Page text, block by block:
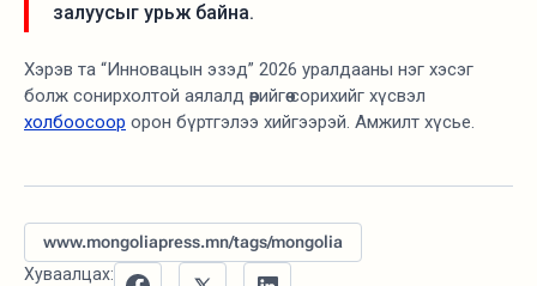
залуусыг урьж байна.
Хэрэв та “Инновацын эзэд” 2026 уралдааны нэг хэсэг
болж сонирхолтой аялалд өөрийгөө сорихийг хүсвэл
холбоосоор орон бүртгэлээ хийгээрэй. Амжилт хүсье.
www.mongoliapress.mn/tags/mongolia
Хуваалцах: